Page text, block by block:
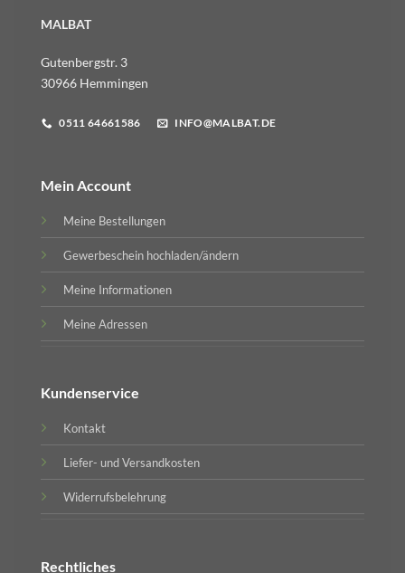
MALBAT
Gutenbergstr. 3
30966 Hemmingen
0511 64661586 INFO@MALBAT.DE
Mein Account
Meine Bestellungen
Gewerbeschein hochladen/ändern
Meine Informationen
Meine Adressen
Kundenservice
Kontakt
Liefer- und Versandkosten
Widerrufsbelehrung
Rechtliches